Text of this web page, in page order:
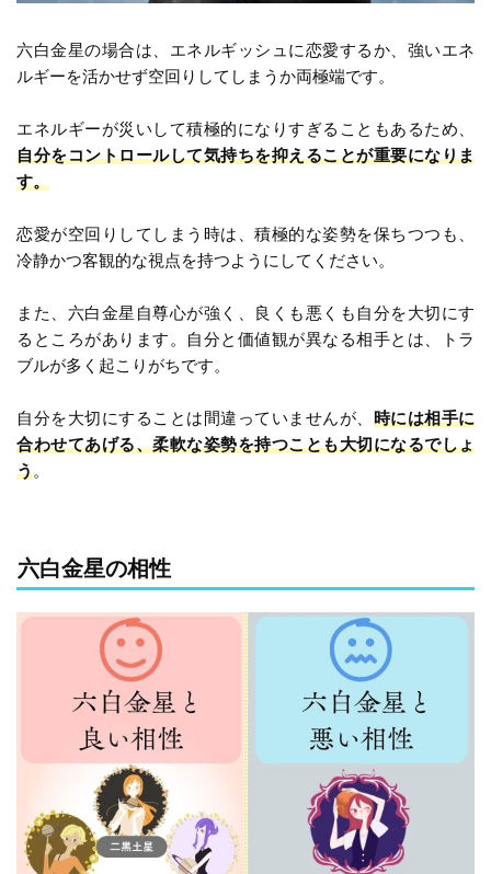
六白金星の場合は、エネルギッシュに恋愛するか、強いエネ
ルギーを活かせず空回りしてしまうか両極端です。
エネルギーが災いして積極的になりすぎることもあるため、
自分をコントロールして気持ちを抑えることが重要になりま
す。
恋愛が空回りしてしまう時は、積極的な姿勢を保ちつつも、
冷静かつ客観的な視点を持つようにしてください。
また、六白金星自尊心が強く、良くも悪くも自分を大切にす
るところがあります。自分と価値観が異なる相手とは、トラ
ブルが多く起こりがちです。
自分を大切にすることは間違っていませんが、 時には相手に
合わせてあげる、柔軟な姿勢を持つことも大切になるでしょ
う。
六白金星の相性